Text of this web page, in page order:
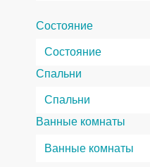
Состояние
Спальни
Ванные комнаты